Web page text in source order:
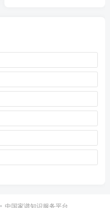
中国家谱知识服务平台